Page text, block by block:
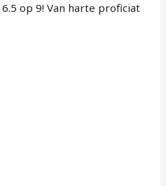
op 9! Van harte proficiat